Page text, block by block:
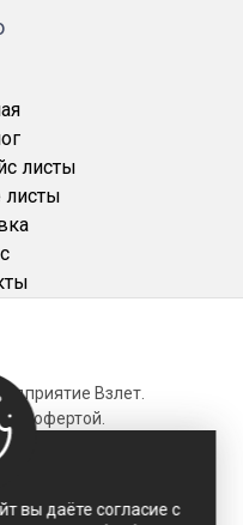
листы
Взлет.
офертой.
вы даёте согласие с